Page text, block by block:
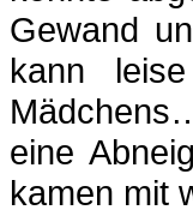
Gewand
kann
eine
kamen mit